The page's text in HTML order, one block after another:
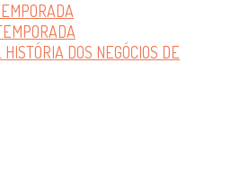
DOS NEGÓCIOS DE